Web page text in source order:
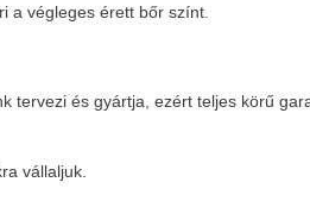
a végleges érett bőr színt.
tervezi és gyártja, ezért teljes körű
vállaljuk.